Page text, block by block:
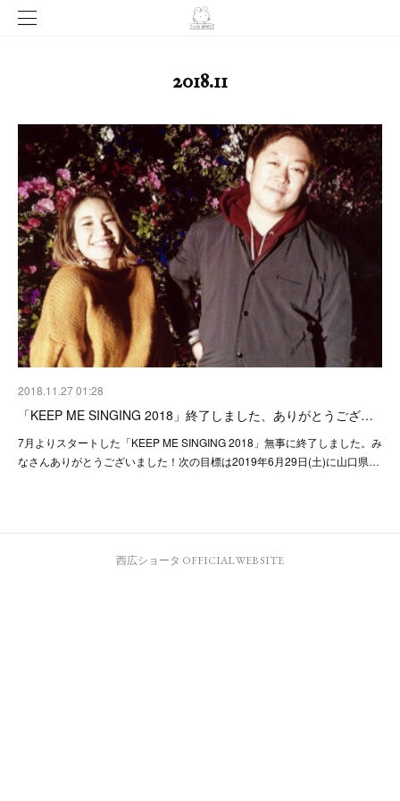
2018.11
2018.11.27 01:28
「KEEP ME SINGING 2018」終了しました、ありがとうござ…
7月よりスタートした「KEEP ME SINGING 2018」無事に終了しました。み
なさんありがとうございました！次の目標は2019年6月29日(土)に山口県…
西広ショータ OFFICIAL WEB SITE